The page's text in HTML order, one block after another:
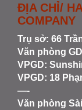
ĐỊA CHỈ/
COMPANY
Trụ sở: 66
Văn phòng
VPGD:
VPGD: 18
—-
Văn phòng